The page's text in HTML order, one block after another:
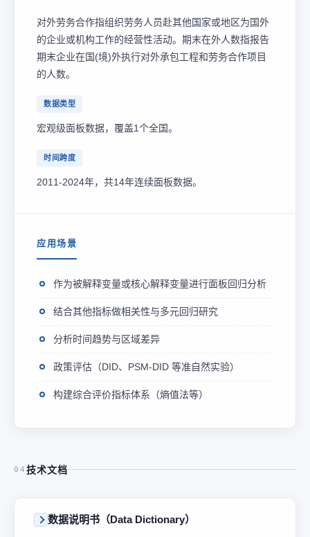
对外劳务合作指组织劳务人员赴其他国家或地区为国外
的企业或机构工作的经营性活动。期末在外人数指报告
期末企业在国(境)外执行对外承包工程和劳务合作项目
的人数。
数据类型
宏观级面板数据，覆盖1个全国。
时间跨度
2011-2024年，共14年连续面板数据。
应用场景
作为被解释变量或核心解释变量进行面板回归分析
结合其他指标做相关性与多元回归研究
分析时间趋势与区域差异
政策评估（DID、PSM-DID 等准自然实验）
构建综合评价指标体系（熵值法等）
04 技术文档
数据说明书（Data Dictionary）